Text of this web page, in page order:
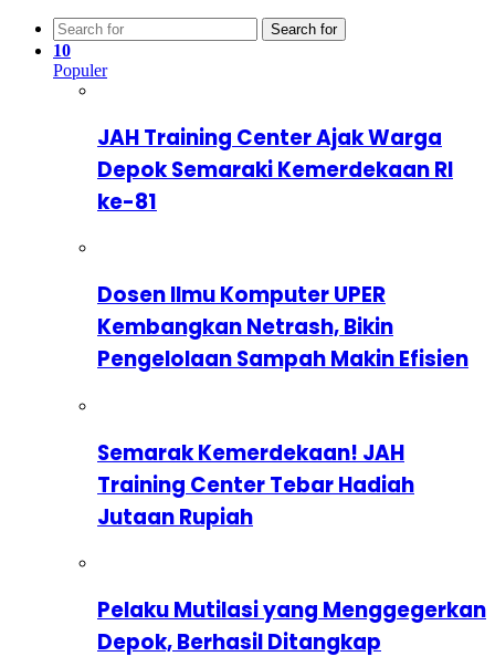
Search for
10
Populer
JAH Training Center Ajak Warga
Depok Semaraki Kemerdekaan RI
ke-81
Dosen Ilmu Komputer UPER
Kembangkan Netrash, Bikin
Pengelolaan Sampah Makin Efisien
Semarak Kemerdekaan! JAH
Training Center Tebar Hadiah
Jutaan Rupiah
Pelaku Mutilasi yang Menggegerkan
Depok, Berhasil Ditangkap